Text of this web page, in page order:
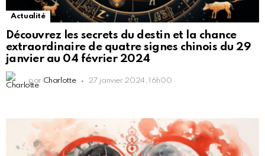
Actualité
Découvrez les secrets du destin et la chance
extraordinaire de quatre signes chinois du 29
janvier au 04 février 2024
par Charlotte 27 janvier 2024, 16h00